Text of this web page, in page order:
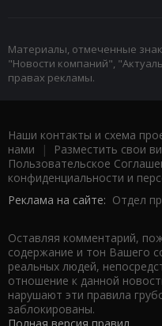
Материалы, отмеченные
"Новости компаний",
правах рекламы.
Наши контакты и схема
нами | Разместить свои
Пользовательское
конфиденциальности и
Реклама на сайте: Отдел
Оставляя комментарий,
содержание и тон Вашего
реальных людей,
отношение к данной
нарушают эти правила
заблокированы.